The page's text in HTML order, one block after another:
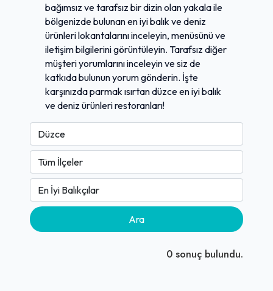
bağımsız ve tarafsız bir dizin olan yakala ile
bölgenizde bulunan en iyi balık ve deniz
ürünleri lokantalarını inceleyin, menüsünü ve
iletişim bilgilerini görüntüleyin. Tarafsız diğer
müşteri yorumlarını inceleyin ve siz de
katkıda bulunun yorum gönderin. İşte
karşınızda parmak ısırtan düzce en iyi balık
ve deniz ürünleri restoranları!
Ara
0 sonuç bulundu.